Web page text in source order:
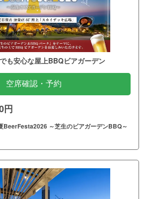
も安心な屋上BBQビアガーデン
空席確認・予約
円
BeerFesta2026 ～芝生のビアガーデンBBQ～